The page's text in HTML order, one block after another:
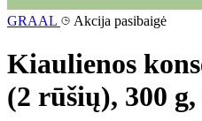
GRAAL Akcija pasibaigė
Kiaulienos
(2 rūšių), 300